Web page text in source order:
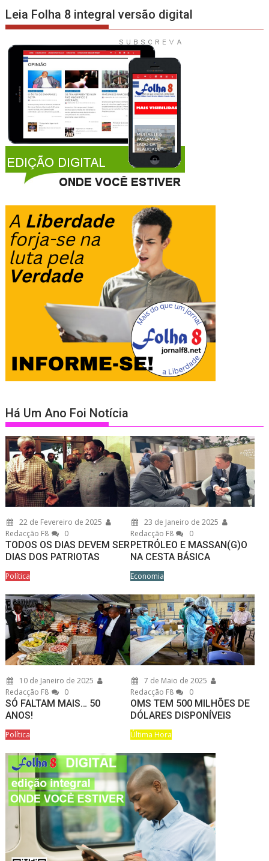
Leia Folha 8 integral versão digital
Há Um Ano Foi Notícia
22 de Fevereiro de 2025
Redacção F8
0
TODOS OS DIAS DEVEM SER
DIAS DOS PATRIOTAS
Política
23 de Janeiro de 2025
Redacção F8
0
PETRÓLEO E MASSAN(G)O
NA CESTA BÁSICA
Economia
10 de Janeiro de 2025
Redacção F8
0
SÓ FALTAM MAIS… 50
ANOS!
Política
7 de Maio de 2025
Redacção F8
0
OMS TEM 500 MILHÕES DE
DÓLARES DISPONÍVEIS
Última Hora